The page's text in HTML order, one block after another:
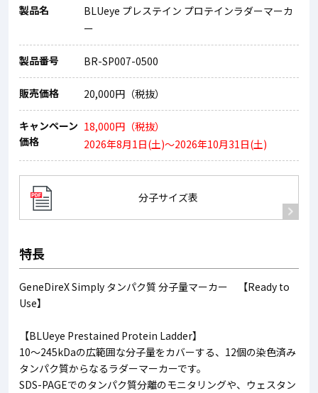
製品名
BLUeye プレステイン プロテインラダーマーカ
ー
製品番号 BR-SP007-0500
販売価格 20,000円（税抜）
キャンペーン
価格
18,000円（税抜）
2026年8月1日(土)～2026年10月31日(土)
分子サイズ表
特長
GeneDireX Simply タンパク質 分子量マーカー 【Ready to
Use】
【BLUeye Prestained Protein Ladder】
10～245kDaの広範囲な分子量をカバーする、12個の染色済み
タンパク質からなるラダーマーカーです。
SDS-PAGEでのタンパク質分離のモニタリングや、ウェスタン